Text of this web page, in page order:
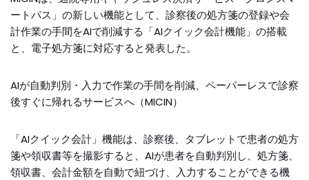
ートパス」の新しい機能として、診察後の処方箋の登録や会
計作業の手間をAIで削減する「AIクイック会計機能」の搭載
と、電子処方箋に対応すると発表した。
AIが自動判別・入力で作業の手間を削減、ペーパーレスで診察
後すぐに帰れるサービスへ（MICIN）
「AIクイック会計」機能は、診察後、タブレットで患者の処方
箋や領収書等を撮影すると、AIが患者を自動判別し、処方箋、
領収書、会計金額を自動で紐づけ、入力することができる機